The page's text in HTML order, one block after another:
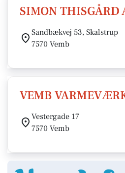
SIMON THISGÅRD
Sandbækvej 53, Skalstrup
7570 Vemb
VEMB
Vestergade 17
7570 Vemb